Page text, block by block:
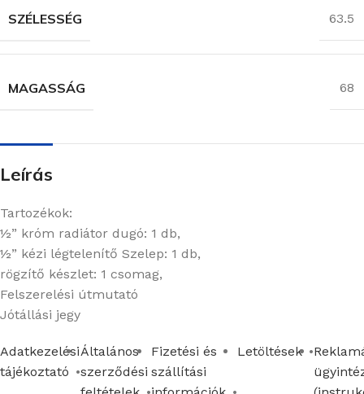
SZÉLESSÉG 63.5
MAGASSÁG 68
Leírás
Tartozékok:
½” króm radiátor dugó: 1 db,
½” kézi légtelenítő Szelep: 1 db,
rögzítő készlet: 1 csomag,
Felszerelési útmutató
Jótállási jegy
Adatkezelési
tájékoztató
Általános
szerződési
Fizetési és
szállítási
Letöltések